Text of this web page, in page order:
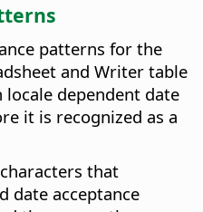
patterns for the
and Writer table
dependent date
it is recognized as a
that
date acceptance